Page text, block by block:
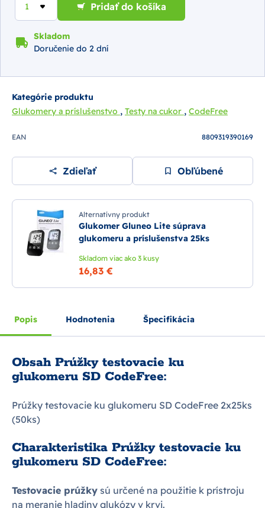
Pridať do košíka
Skladom
Doručenie do 2 dní
Kategórie produktu
Glukomery a príslušenstvo , Testy na cukor , CodeFree
EAN 8809319390169
Zdieľať Obľúbené
Alternatívny produkt
Glukomer Gluneo Lite súprava
glukomeru a príslušenstva 25ks
Skladom viac ako 3 kusy
16,83 €
Popis Hodnotenia Špecifikácia
Obsah Prúžky testovacie ku
glukomeru SD CodeFree:
Prúžky testovacie ku glukomeru SD CodeFree 2x25ks
(50ks)
Charakteristika Prúžky testovacie ku
glukomeru SD CodeFree:
Testovacie prúžky sú určené na použitie k prístroju
na meranie hladiny glukózy v krvi.